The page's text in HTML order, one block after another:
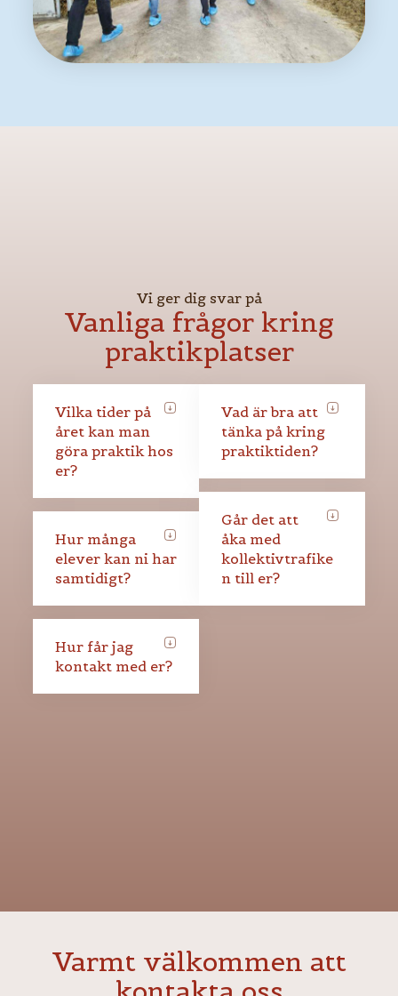
Vi ger dig svar på
Vanliga frågor kring
praktikplatser
Vilka tider på
året kan man
göra praktik hos
er?
Hur många
elever kan ni har
samtidigt?
Hur får jag
kontakt med er?
Vad är bra att
tänka på kring
praktiktiden?
Går det att
åka med
kollektivtrafike
n till er?
Varmt välkommen att